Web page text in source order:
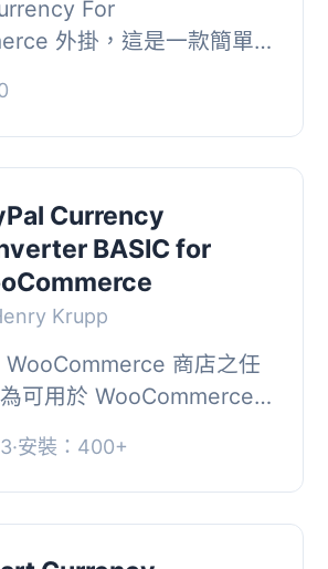
For
外掛，這是一款簡單
大的 WordPress 外掛，
站上顯示所有
產品價格以及自動轉
Currency
BASIC for
Krupp
WooCommerce 商店之任
可用於 WooCommerce
，可透過 API 訂閱從不同
供者...
·安裝：400+